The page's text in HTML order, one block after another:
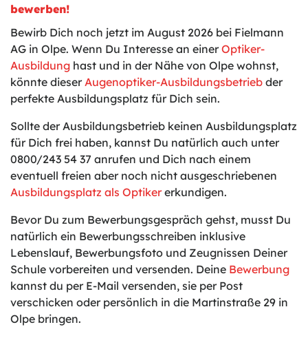
bewerben!
Bewirb Dich noch jetzt im August 2026 bei Fielmann
AG in Olpe. Wenn Du Interesse an einer Optiker-
Ausbildung hast und in der Nähe von Olpe wohnst,
könnte dieser Augenoptiker-Ausbildungsbetrieb der
perfekte Ausbildungsplatz für Dich sein.
Sollte der Ausbildungsbetrieb keinen Ausbildungsplatz
für Dich frei haben, kannst Du natürlich auch unter
0800/243 54 37 anrufen und Dich nach einem
eventuell freien aber noch nicht ausgeschriebenen
Ausbildungsplatz als Optiker erkundigen.
Bevor Du zum Bewerbungsgespräch gehst, musst Du
natürlich ein Bewerbungsschreiben inklusive
Lebenslauf, Bewerbungsfoto und Zeugnissen Deiner
Schule vorbereiten und versenden. Deine Bewerbung
kannst du per E-Mail versenden, sie per Post
verschicken oder persönlich in die Martinstraße 29 in
Olpe bringen.